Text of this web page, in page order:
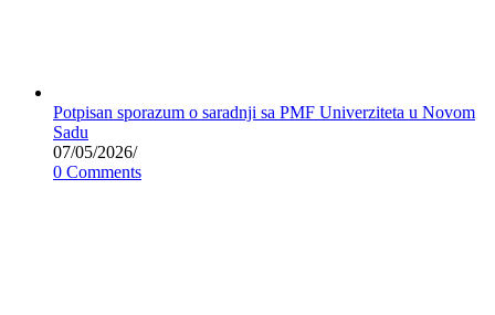
Potpisan sporazum o saradnji sa PMF Univerziteta u Novom
Sadu
07/05/2026/
0 Comments